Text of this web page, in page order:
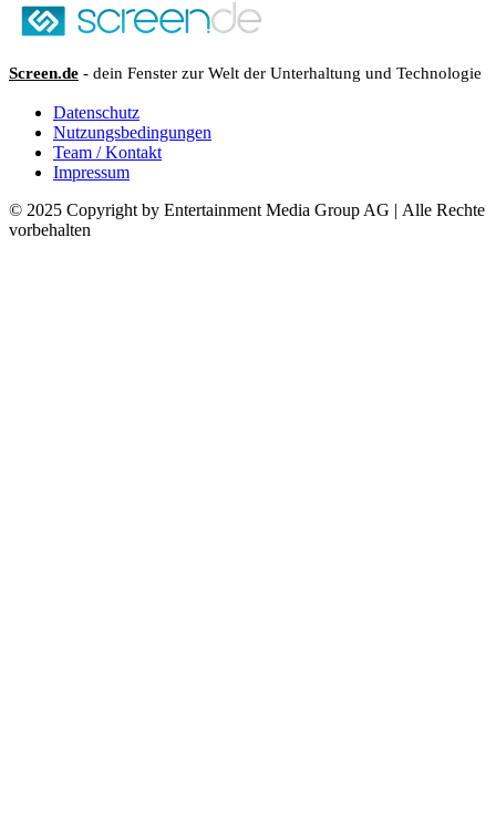
Screen.de - dein Fenster zur Welt der Unterhaltung und Technologie
Datenschutz
Nutzungsbedingungen
Team / Kontakt
Impressum
© 2025 Copyright by Entertainment Media Group AG | Alle Rechte
vorbehalten